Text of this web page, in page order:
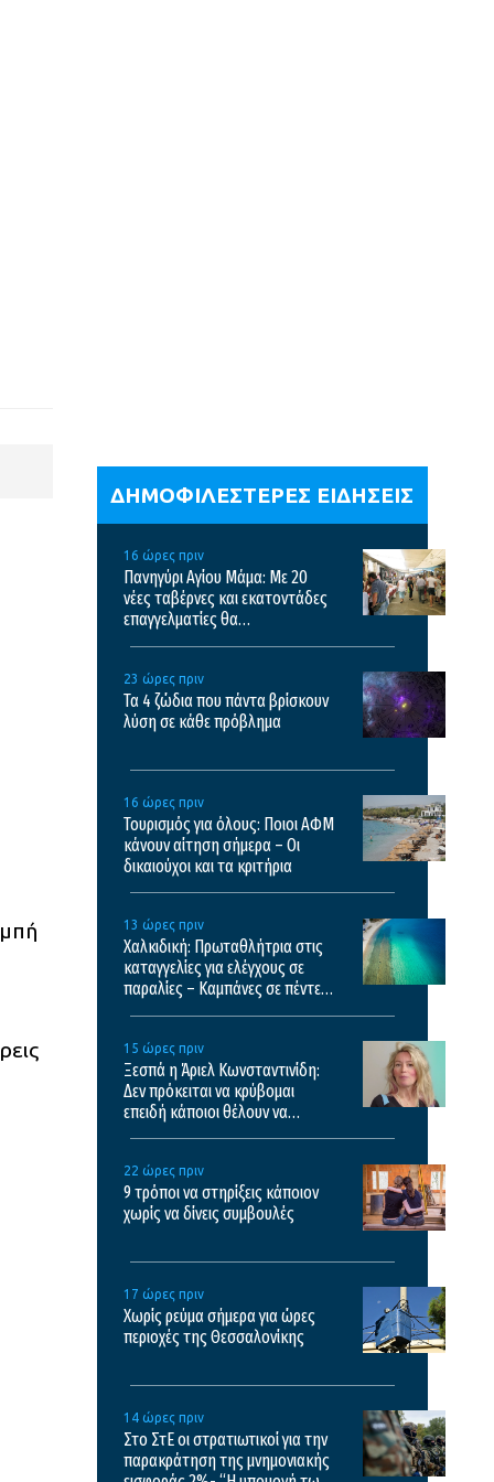
ΔΗΜΟΦΙΛΕΣΤΕΡΕΣ ΕΙΔΗΣΕΙΣ
16 ώρες πριν
Πανηγύρι Αγίου Μάμα: Με 20
νέες ταβέρνες και εκατοντάδες
επαγγελματίες θα
23 ώρες πριν
Τα 4 ζώδια που πάντα βρίσκουν
λύση σε κάθε πρόβλημα
16 ώρες πριν
Τουρισμός για όλους: Ποιοι ΑΦΜ
κάνουν αίτηση σήμερα – Οι
δικαιούχοι και τα κριτήρια
13 ώρες πριν
Χαλκιδική: Πρωταθλήτρια στις
καταγγελίες για ελέγχους σε
παραλίες – Καμπάνες σε πέντε
15 ώρες πριν
Ξεσπά η Άριελ Κωνσταντινίδη:
Δεν πρόκειται να κρύβομαι
επειδή κάποιοι θέλουν να
22 ώρες πριν
9 τρόποι να στηρίξεις κάποιον
χωρίς να δίνεις συμβουλές
17 ώρες πριν
Χωρίς ρεύμα σήμερα για ώρες
περιοχές της Θεσσαλονίκης
14 ώρες πριν
Στο ΣτΕ οι στρατιωτικοί για την
παρακράτηση της μνημονιακής